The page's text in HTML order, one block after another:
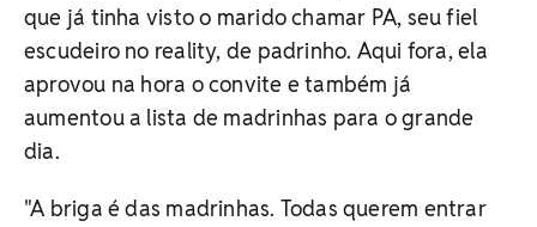
que já tinha visto o marido chamar PA, seu fiel
escudeiro no reality, de padrinho. Aqui fora, ela
aprovou na hora o convite e também já
aumentou a lista de madrinhas para o grande
dia.
"A briga é das madrinhas. Todas querem entrar